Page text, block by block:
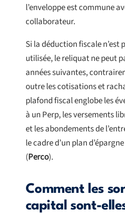
l’enveloppe est commune
collaborateur.
Si la déduction fiscale
utilisée, le reliquat ne peut
années suivantes,
outre les cotisations et
plafond fiscal englobe les
à un Perp, les versements
et les abondements de
le cadre d’un plan
(Perco).
Comment les
capital sont-